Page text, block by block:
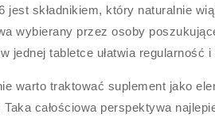
jest składnikiem, który naturalnie
wybierany przez osoby
jednej tabletce ułatwia regularność
warto traktować suplement jako
całościowa perspektywa